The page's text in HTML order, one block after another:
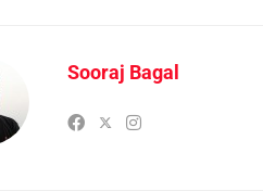
Sooraj Bagal